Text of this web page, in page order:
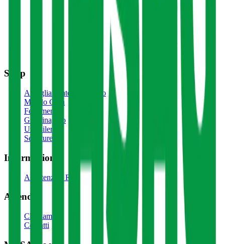
Shop
Abbigliamento da Lavoro
Mondo Casa
Ferramenta
Giardinaggio
Utensileria
Serrature
Informazioni
Assistenza e Resi
Azienda
Chi siamo
Contatti